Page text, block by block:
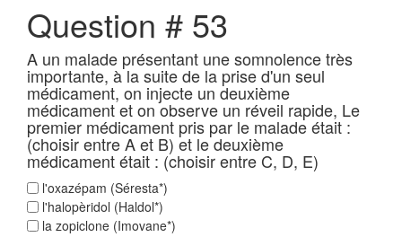
Question # 53
A un malade présentant une somnolence très
importante, à la suite de la prise d'un seul
médicament, on injecte un deuxième
médicament et on observe un réveil rapide, Le
premier médicament pris par le malade était :
(choisir entre A et B) et le deuxième
médicament était : (choisir entre C, D, E)
l'oxazépam (Séresta*)
l'halopèridol (Haldol*)
la zopiclone (Imovane*)